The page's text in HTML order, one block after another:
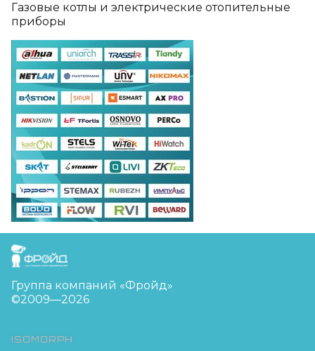
Газовые котлы и электрические отопительные
приборы
FreudGroup
Группа компаний «Фройд»
©2009—2026
ISOMORPH